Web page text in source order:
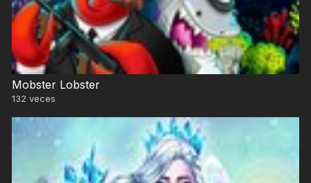
Mobster Lobster
132 veces